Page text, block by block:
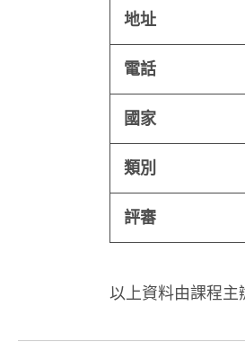
地址
電話
國家
類別
評審
以上資料由課程主